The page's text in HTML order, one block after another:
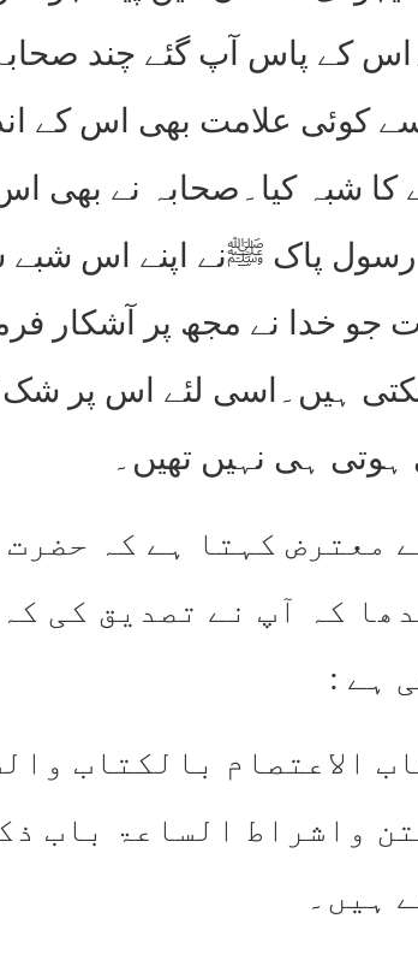
کے پاس آپ گئے چند
کوئی علامت بھی اس کے
کا شبہ کیا۔صحابہ نے بھی
پاک ﷺنے اپنے اس شبے
جو خدا نے مجھ پر آشکار
ہیں۔اسی لئے اس پر شک
ہوتی ہی نہیں تھیں۔
معترض کہتا ہے کہ
کہ آپ نے تصدیق کی
ہے :
الاعتصام بالکتاب
واشراط الساعۃ باب
ہیں۔